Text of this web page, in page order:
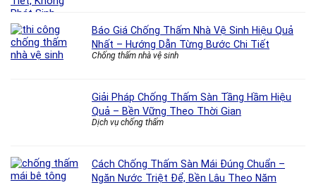
Báo Giá Chống Thấm Nhà Vệ Sinh Hiệu Quả
Nhất – Hướng Dẫn Từng Bước Chi Tiết
Chống thấm nhà vệ sinh
Giải Pháp Chống Thấm Sàn Tầng Hầm Hiệu
Quả – Bền Vững Theo Thời Gian
Dịch vụ chống thấm
Cách Chống Thấm Sàn Mái Đúng Chuẩn –
Ngăn Nước Triệt Để, Bền Lâu Theo Năm